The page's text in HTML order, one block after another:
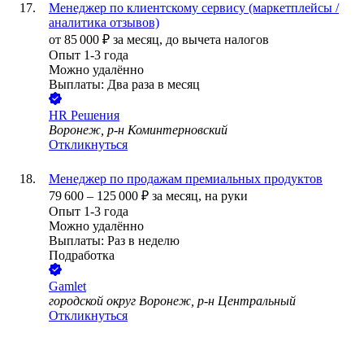
Менеджер по клиентскому сервису (маркетплейсы /
аналитика отзывов)
от 85 000 ₽ за месяц, до вычета налогов
Опыт 1-3 года
Можно удалённо
Выплаты: Два раза в месяц
HR Решения
Воронеж, р-н Коминтерновский
Откликнуться
Менеджер по продажам премиальных продуктов
79 600 – 125 000 ₽ за месяц, на руки
Опыт 1-3 года
Можно удалённо
Выплаты: Раз в неделю
Подработка
Gamlet
городской округ Воронеж, р-н Центральный
Откликнуться